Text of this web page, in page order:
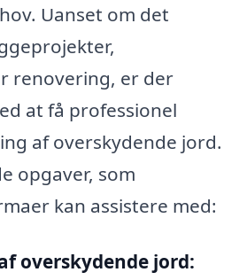
Uanset om det
renovering, er der
at få professionel
af overskydende jord.
opgaver, som
kan assistere med:
overskydende jord: